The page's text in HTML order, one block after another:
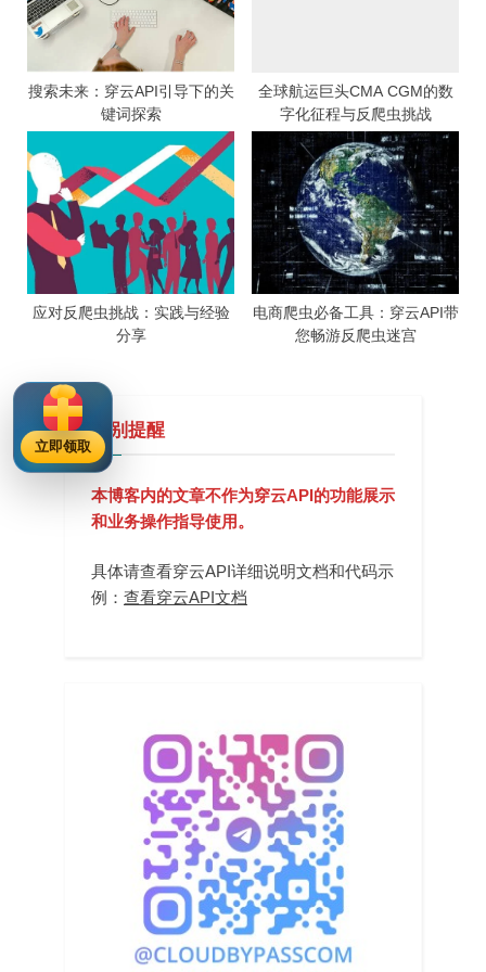
搜索未来：穿云API引导下的关
键词探索
全球航运巨头CMA CGM的数
字化征程与反爬虫挑战
应对反爬虫挑战：实践与经验
分享
电商爬虫必备工具：穿云API带
您畅游反爬虫迷宫
特别提醒
本博客内的文章不作为穿云API的功能展示
和业务操作指导使用。
具体请查看穿云API详细说明文档和代码示
例： 查看穿云API文档
立即领取